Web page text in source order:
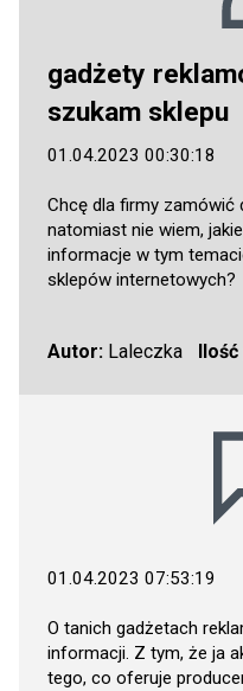
gadżety
szukam sklepu
01.04.2023 00:30:18
Chcę dla firmy zamówić
natomiast nie wiem,
informacje w tym
sklepów internetowych?
Autor: Laleczka
01.04.2023 07:53:19
O tanich gadżetach
informacji. Z tym, że ja
tego, co oferuje